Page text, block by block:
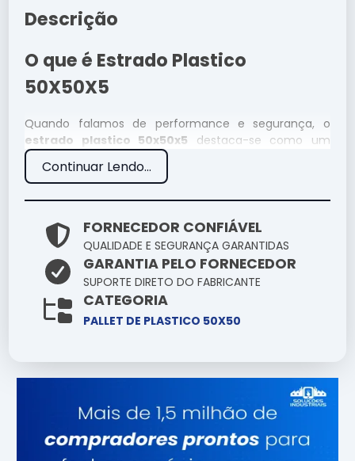
Descrição
O que é Estrado Plastico
50X50X5
Quando falamos de performance e segurança, o
estrado plastico 50x50x5 destaca-se como um
componente essencial na infraestrutura moderna.
Entender suas aplicações e diferenciais técnicos
desafios cotidianos.
Por que escolher Estrado
Plastico 50X50X5 conosco?
Nossa empresa se destaca no mercado pela
seriedade com que trata o fornecimento de
Especificações Técnicas
Atributo Detalhes
Continuar Lendo...
FORNECEDOR CONFIÁVEL
QUALIDADE E SEGURANÇA GARANTIDAS
GARANTIA PELO FORNECEDOR
SUPORTE DIRETO DO FABRICANTE
CATEGORIA
PALLET DE PLASTICO 50X50